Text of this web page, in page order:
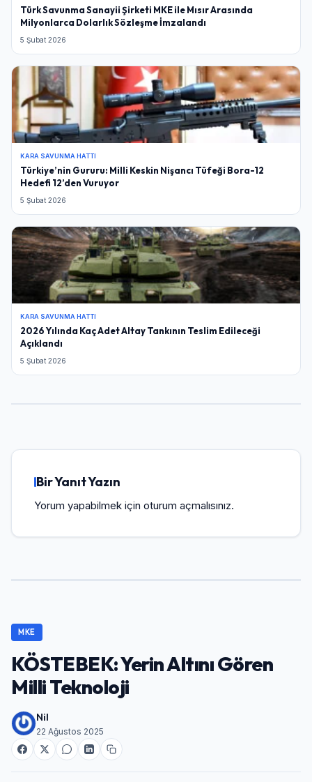
Türk Savunma Sanayii Şirketi MKE ile Mısır Arasında
Milyonlarca Dolarlık Sözleşme İmzalandı
5 Şubat 2026
KARA SAVUNMA HATTI
Türkiye’nin Gururu: Milli Keskin Nişancı Tüfeği Bora-12
Hedefi 12’den Vuruyor
5 Şubat 2026
KARA SAVUNMA HATTI
2026 Yılında Kaç Adet Altay Tankının Teslim Edileceği
Açıklandı
5 Şubat 2026
Bir Yanıt Yazın
Yorum yapabilmek için oturum açmalısınız.
MKE
KÖSTEBEK: Yerin Altını Gören
Milli Teknoloji
Nil
22 Ağustos 2025